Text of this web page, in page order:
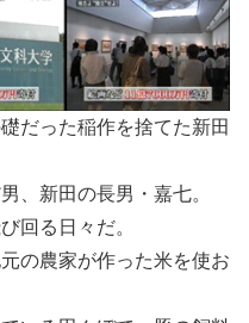
だった稲作を捨てた新田
、新田の長男・嘉七。
回る日々だ。
の農家が作った米を使お